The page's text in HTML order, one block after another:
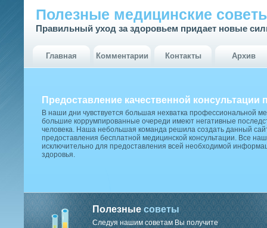
Полезные медицинские
Правильный уход за здоровьем придает новые
Главная Комментарии Контакты Архив
Предоставление качественной консультации
В наши дни чувствуется большая нехватка профессиональной
большие коррумпированные очереди имеют негативные
человека. Наша небольшая команда решила создать данный
предоставления бесплатной медицинской консультации. Все
исключительно для предоставления всей необходимой
здоровья.
Полезныесоветы
Следуя нашим советам Вы получите